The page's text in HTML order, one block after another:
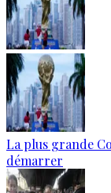
La plus grande
démarrer